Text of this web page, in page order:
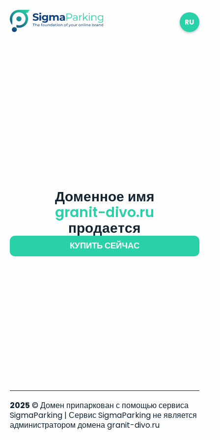
RU
Доменное имя
granit-divo.ru
продается
КУПИТЬ СЕЙЧАС
2025 © Домен припаркован с помощью сервиса
SigmaParking | Сервис SigmaParking не является
администратором домена granit-divo.ru